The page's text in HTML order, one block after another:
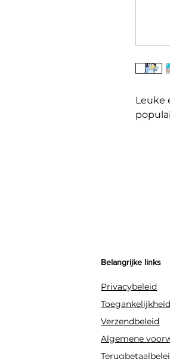
Leuke
Belangrijke links
Privacybeleid
Verzendbeleid
Algemene